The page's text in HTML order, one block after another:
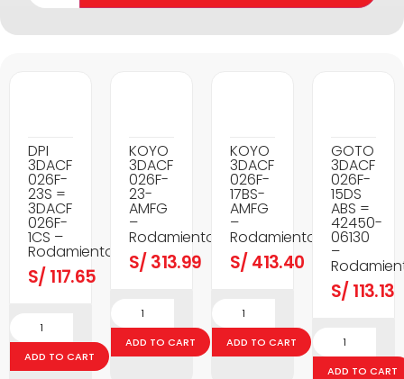
DPI
3DACF
026F-
23S =
3DACF
026F-
1CS –
Rodamientos
S/ 117.65
ADD TO CART
KOYO
3DACF
026F-
23-
AMFG
–
Rodamientos
S/ 313.99
ADD TO CART
KOYO
3DACF
026F-
17BS-
AMFG
–
Rodamientos
S/ 413.40
ADD TO CART
GOTO
3DACF
026F-
15DS
ABS =
42450-
06130
–
S/ 113.13
ADD TO CART